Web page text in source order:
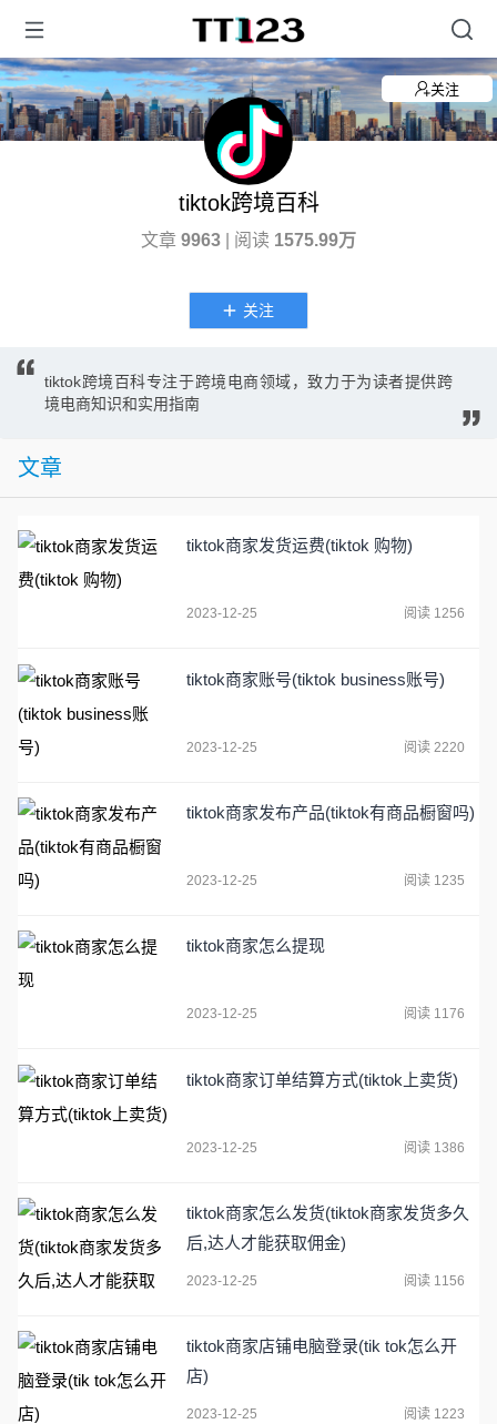
关注
tiktok跨境百科
文章 9963 | 阅读 1575.99万
关注
tiktok跨境百科专注于跨境电商领域，致力于为读者提供跨
境电商知识和实用指南
文章
tiktok商家发货运费(tiktok 购物)
2023-12-25 阅读 1256
tiktok商家账号(tiktok business账号)
2023-12-25 阅读 2220
tiktok商家发布产品(tiktok有商品橱窗吗)
2023-12-25 阅读 1235
tiktok商家怎么提现
2023-12-25 阅读 1176
tiktok商家订单结算方式(tiktok上卖货)
2023-12-25 阅读 1386
tiktok商家怎么发货(tiktok商家发货多久
后,达人才能获取佣金)
2023-12-25 阅读 1156
tiktok商家店铺电脑登录(tik tok怎么开
店)
2023-12-25 阅读 1223